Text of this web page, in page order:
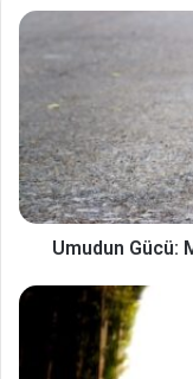
Umudun Gücü: